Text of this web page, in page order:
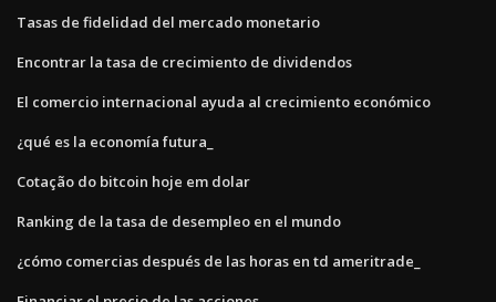
Tasas de fidelidad del mercado monetario
Encontrar la tasa de crecimiento de dividendos
El comercio internacional ayuda al crecimiento económico
¿qué es la economía futura_
Cotação do bitcoin hoje em dolar
Ranking de la tasa de desempleo en el mundo
¿cómo comercias después de las horas en td ameritrade_